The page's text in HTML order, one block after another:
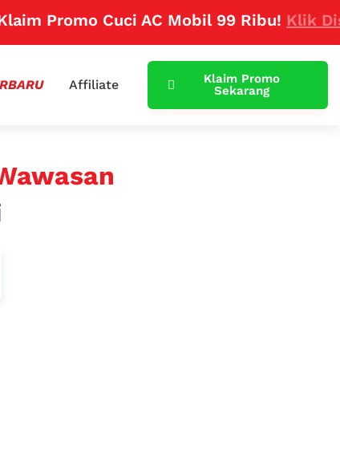
Promo Cuci AC Mobil 99 Ribu!Klik Disini
Affiliate
Klaim Promo
Sekarang